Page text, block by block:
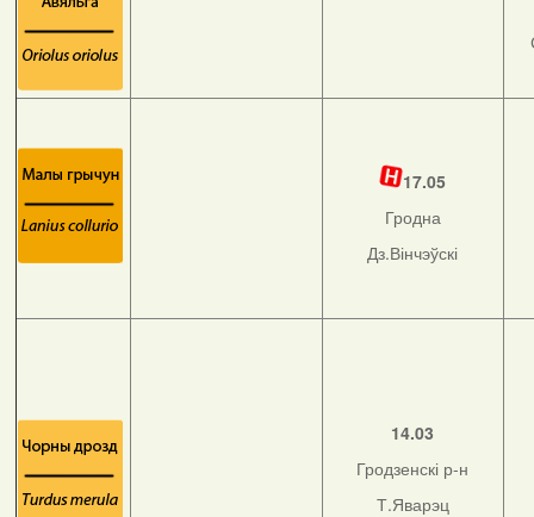
17.05
Гродна
Дз.Вінчэўскі
14.03
Гродзенскі р-н
Т.Яварэц